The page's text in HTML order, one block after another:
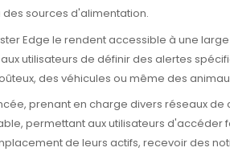
sources d'alimentation.
Edge le rendent accessible à une
utilisateurs de définir des alertes
des véhicules ou même des
prenant en charge divers réseaux
permettant aux utilisateurs
de leurs actifs, recevoir des